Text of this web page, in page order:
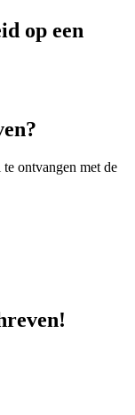
op een
ontvangen met de